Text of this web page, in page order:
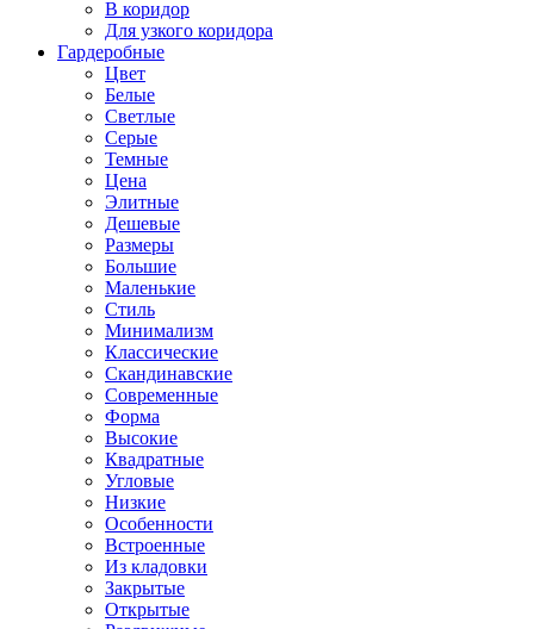
В коридор
Для узкого коридора
Гардеробные
Цвет
Белые
Светлые
Серые
Темные
Цена
Элитные
Дешевые
Размеры
Большие
Маленькие
Стиль
Минимализм
Классические
Скандинавские
Современные
Форма
Высокие
Квадратные
Угловые
Низкие
Особенности
Встроенные
Из кладовки
Закрытые
Открытые